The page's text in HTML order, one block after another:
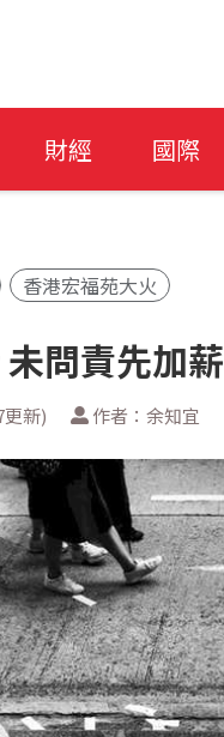
財經 國際
香港宏福苑大火
問責先加薪
更新) 作者：余知宜